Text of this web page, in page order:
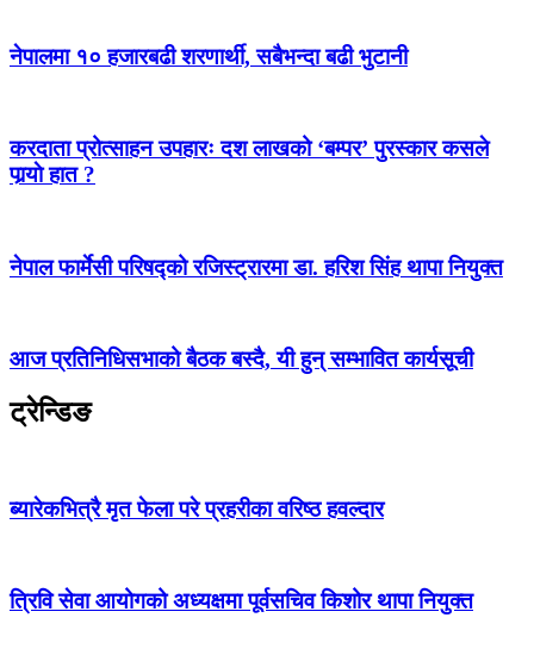
नेपालमा १० हजारबढी शरणार्थी, सबैभन्दा बढी भुटानी
करदाता प्रोत्साहन उपहारः दश लाखको ‘बम्पर’ पुरस्कार कसले
पार्‍याे हात ?
नेपाल फार्मेसी परिषद्को रजिस्ट्रारमा डा. हरिश सिंह थापा नियुक्त
आज प्रतिनिधिसभाको बैठक बस्दै, यी हुन् सम्भावित कार्यसूची
ट्रेन्डिङ
ब्यारेकभित्रै मृत फेला परे प्रहरीका वरिष्ठ हवल्दार
त्रिवि सेवा आयोगको अध्यक्षमा पूर्वसचिव किशोर थापा नियुक्त